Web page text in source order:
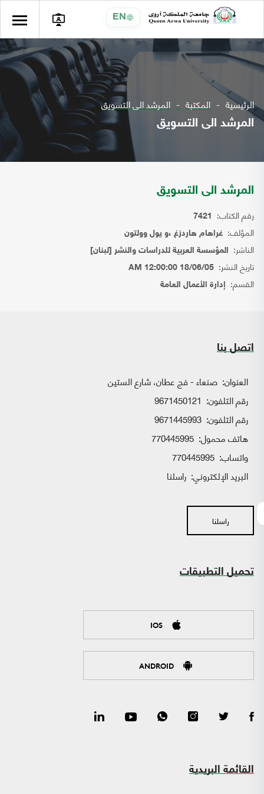
EN
الرئيسية المكتبة المرشد الى التسويق
المرشد الى التسويق
المرشد الى التسويق
رقم الكتاب: 7421
المؤلف: غراهام هاردزغ ،و يول وولتون
الناشر: المؤسسة العربية للدراسات والنشر [لبنان]
تاريخ النشر: 18/06/05 12:00:00 AM
القسم: إدارة الأعمال العامة
اتصل بنا
العنوان: صنعاء - فج عطان، شارع الستين
رقم التلفون: 9671450121
رقم التلفون: 9671445993
هاتف محمول: 770445995
واتساب:
البريد الإلكتروني: راسلنا
راسلنا
تحميل التطبيقات
IOS
ANDROID
القائمة البريدية